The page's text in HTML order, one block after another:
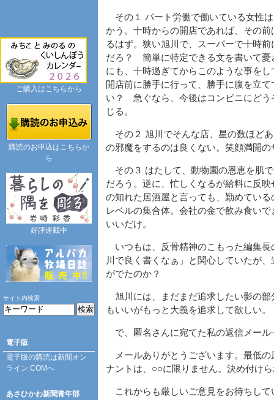
その１ パート労働で働いている女性
かう。十時からの開店であれば、その
るはず。狭い旭川で、スーパーで十時
だろ？ 簡単に特定できる文を書いて憂
にも、十時過ぎてからこのような事を
開店前に勝手に行って、勝手に腹を立
い？ 急ぐなら、今後はコンビニにどう
じる。
その２ 旭川でそんな店、星の数ほど
の邪魔をするのは良くない。笑顔満開
その３ はたして、動物園の恩恵を肌
だろう。逆に、忙しくなるが給料に反
の知れた居酒屋と言っても、勤めてい
レベルの集合体。会社の金で飲み食い
いいだけ。
いつもは、反骨精神のこもった編集長
川で良く書くなぁ」と関心していたが
がでたのか？
旭川には、まだまだ追求したい影の部
もいいがもっと大義を追求して欲しい。
で、匿名さんに宛てた私の返信メー
メールありがとうございます。最低の
ナントは、○○に限りません。決め付け
これからも厳しいご意見をお待ちし
ご購入はこちらから
購読のお申込はこちらか
ら
好評連載中
サイト内検索
電子版
電子版の購読は新聞オン
ライン.COMへ
あさひかわ新聞青年部